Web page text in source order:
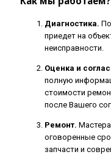
Диагностика.
приедет на
неисправности.
Оценка и
полную
стоимости
после Вашего
Ремонт.
оговоренные
запчасти и